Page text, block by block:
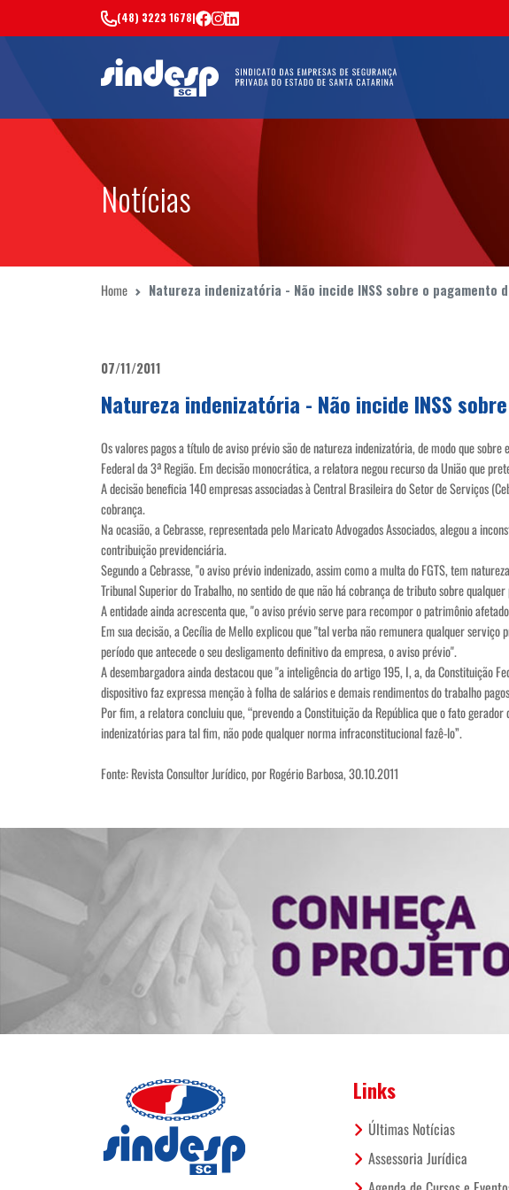
(48) 3223 1678|
Notícias
Home Natureza indenizatória - Não incide INSS sobre o pagamento
07/11/2011
Natureza indenizatória - Não incide INSS
Os valores pagos a título de aviso prévio são de natureza indenizatória, de modo que
Federal da 3ª Região. Em decisão monocrática, a relatora negou recurso da União que
A decisão beneficia 140 empresas associadas à Central Brasileira do Setor de Serviços
cobrança.
Na ocasião, a Cebrasse, representada pelo Maricato Advogados Associados, alegou a
contribuição previdenciária.
Segundo a Cebrasse, "o aviso prévio indenizado, assim como a multa do FGTS, tem
Tribunal Superior do Trabalho, no sentido de que não há cobrança de tributo sobre
A entidade ainda acrescenta que, "o aviso prévio serve para recompor o patrimônio
Em sua decisão, a Cecília de Mello explicou que "tal verba não remunera qualquer
período que antecede o seu desligamento definitivo da empresa, o aviso prévio".
A desembargadora ainda destacou que "a inteligência do artigo 195, I, a, da Constituição
dispositivo faz expressa menção à folha de salários e demais rendimentos do trabalho
Por fim, a relatora concluiu que, “prevendo a Constituição da República que o fato
indenizatórias para tal fim, não pode qualquer norma infraconstitucional fazê-lo”.
Fonte: Revista Consultor Jurídico, por Rogério Barbosa, 30.10.2011
Links
Últimas Notícias
Assessoria Jurídica